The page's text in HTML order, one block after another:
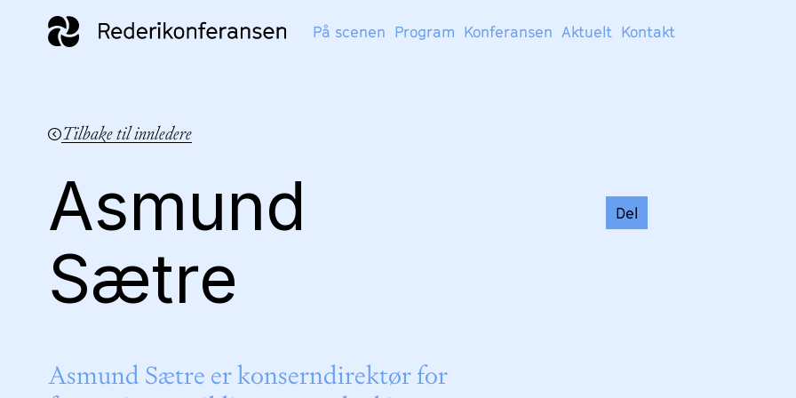
På scenen Program Konferansen Aktuelt Kontakt
Tilbake til innledere
Asmund
Sætre
Asmund Sætre er konserndirektør for
Del